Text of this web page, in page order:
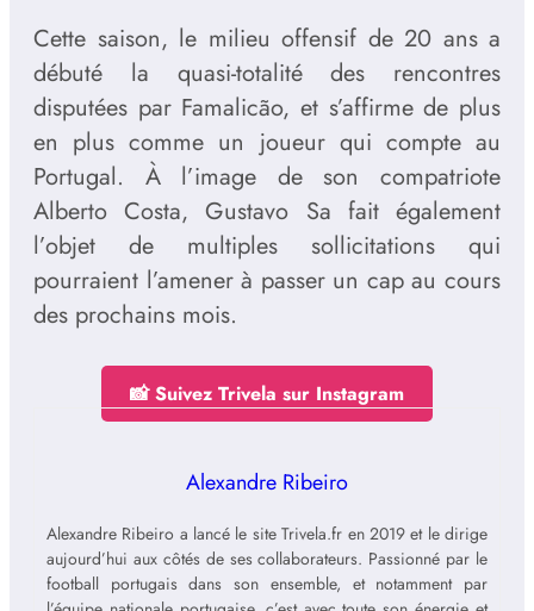
Cette saison, le milieu offensif de 20 ans a
débuté la quasi-totalité des rencontres
disputées par Famalicão, et s’affirme de plus
en plus comme un joueur qui compte au
Portugal. À l’image de son compatriote
Alberto Costa, Gustavo Sa fait également
l’objet de multiples sollicitations qui
pourraient l’amener à passer un cap au cours
des prochains mois.
📸 Suivez Trivela sur Instagram
Alexandre Ribeiro
Alexandre Ribeiro a lancé le site Trivela.fr en 2019 et le dirige
aujourd’hui aux côtés de ses collaborateurs. Passionné par le
football portugais dans son ensemble, et notamment par